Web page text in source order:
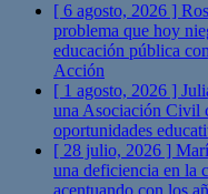
[ 6 agosto, 2026 ]
problema que hoy
educación pública
Acción
[ 1 agosto, 2026 ]
una Asociación Civil
oportunidades
[ 28 julio, 2026 ]
una deficiencia en la
acentuando con los